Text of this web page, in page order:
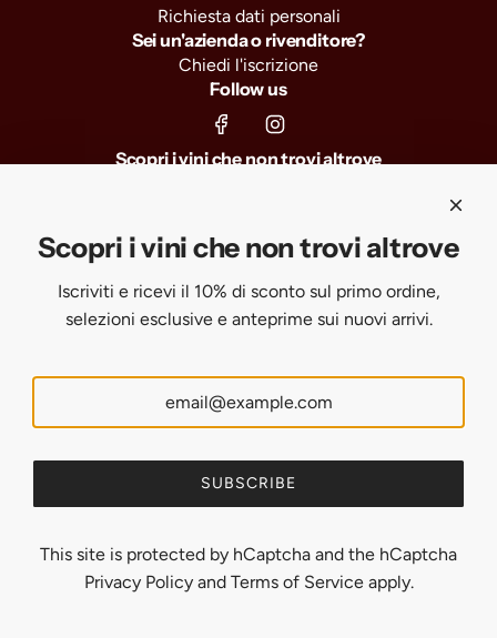
Richiesta dati personali
Sei un'azienda o rivenditore?
Chiedi l'iscrizione
Follow us
Scopri i vini che non trovi altrove
SUBSCRIBE
United States (USD $)
© 2026, Uveggiando
Scopri i vini che non trovi altrove
Iscriviti e ricevi il 10% di sconto sul primo ordine,
selezioni esclusive e anteprime sui nuovi arrivi.
SUBSCRIBE
This site is protected by hCaptcha and the hCaptcha
Privacy Policyand Terms of Serviceapply.